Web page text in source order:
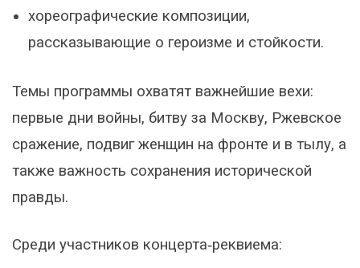
хореографические композиции,
рассказывающие о героизме и стойкости.
Темы программы охватят важнейшие вехи:
первые дни войны, битву за Москву, Ржевское
сражение, подвиг женщин на фронте и в тылу, а
также важность сохранения исторической
правды.
Среди участников концерта‑реквиема: